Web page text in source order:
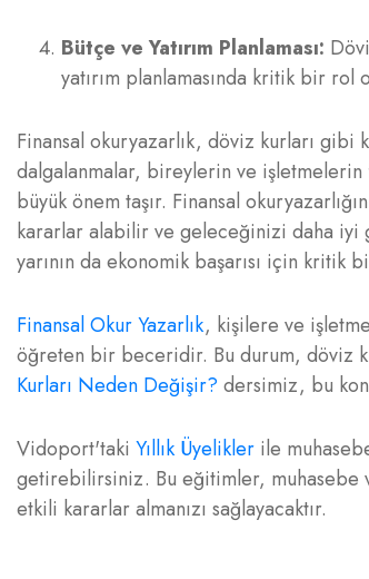
Bütçe ve Yatırım Planlaması:
yatırım planlamasında kritik bir rol
Finansal okuryazarlık, döviz kurları gibi
dalgalanmalar, bireylerin ve
büyük önem taşır. Finansal
kararlar alabilir ve geleceğinizi daha iyi
yarının da ekonomik başarısı için kritik
Finansal Okur Yazarlık, kişilere ve
öğreten bir beceridir. Bu durum, döviz
Kurları Neden Değişir? dersimiz, bu
Vidoport'taki Yıllık Üyelikler ile
getirebilirsiniz. Bu eğitimler, muhasebe
etkili kararlar almanızı sağlayacaktır.